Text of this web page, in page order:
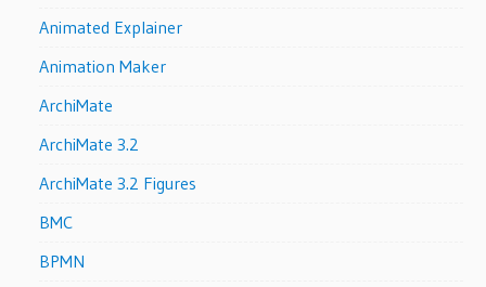
Animated Explainer
Animation Maker
ArchiMate
ArchiMate 3.2
ArchiMate 3.2 Figures
BMC
BPMN